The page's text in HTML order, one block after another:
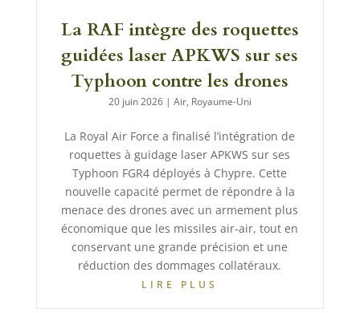
La RAF intègre des roquettes
guidées laser APKWS sur ses
Typhoon contre les drones
20 juin 2026| Air, Royaume-Uni
La Royal Air Force a finalisé l’intégration de
roquettes à guidage laser APKWS sur ses
Typhoon FGR4 déployés à Chypre. Cette
nouvelle capacité permet de répondre à la
menace des drones avec un armement plus
économique que les missiles air-air, tout en
conservant une grande précision et une
réduction des dommages collatéraux.
LIRE PLUS